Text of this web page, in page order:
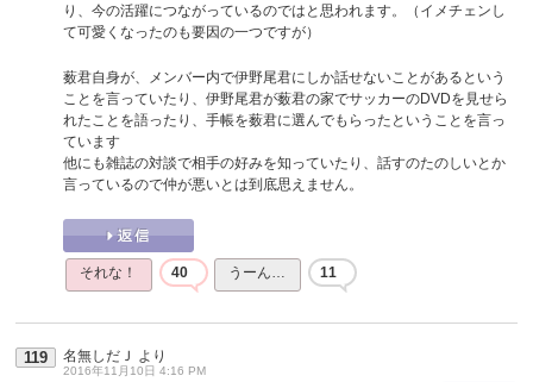
り、今の活躍につながっているのではと思われます。（イメチェンし
て可愛くなったのも要因の一つですが）
薮君自身が、メンバー内で伊野尾君にしか話せないことがあるという
ことを言っていたり、伊野尾君が薮君の家でサッカーのDVDを見せら
れたことを語ったり、手帳を薮君に選んでもらったということを言っ
ています
他にも雑誌の対談で相手の好みを知っていたり、話すのたのしいとか
言っているので仲が悪いとは到底思えません。
それな！ 40 うーん… 11
119 名無しだＪ より
2016年11月10日 4:16 PM